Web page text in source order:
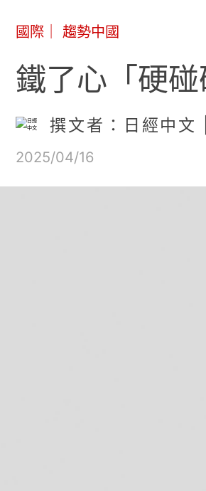
國際｜ 趨勢中國
鐵了心「硬
撰文者：日經中文
2025/04/16